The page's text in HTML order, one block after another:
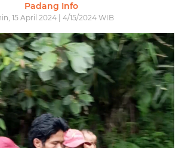
Padang Info
15 April 2024 | 4/15/2024 WIB